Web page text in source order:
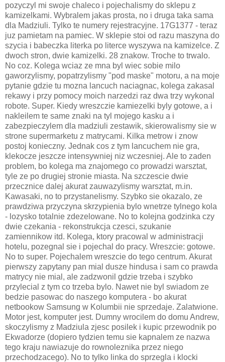
pozyczyl mi swoje chaleco i pojechalismy do sklepu z
kamizelkami. Wybralem jakas prosta, no i druga taka sama
dla Madziuli. Tylko te numery rejestracyjne. 17G1377 - teraz
juz pamietam na pamiec. W sklepie stoi od razu maszyna do
szycia i babeczka literka po literce wyszywa na kamizelce. Z
dwoch stron, dwie kamizelki. 28 znakow. Troche to trwalo.
No coz. Kolega wciaz ze mna byl wiec sobie milo
gaworzylismy, popatrzylismy "pod maske" motoru, a na moje
pytanie gdzie tu mozna lancuch naciagnac, kolega zakasal
rekawy i przy pomocy moich narzedzi raz dwa trzy wykonal
robote. Super. Kiedy wreszczie kamiezelki byly gotowe, a i
nakleilem te same znaki na tyl mojego kasku a i
zabezpieczylem dla madziuli zestawik, skierowalismy sie w
strone supermarketu z matrycami. Kilka metrow i znow
postoj konieczny. Jednak cos z tym lancuchem nie gra,
klekocze jeszcze intensywniej niz wczesniej. Ale to zaden
problem, bo kolega ma znajomego co prowadzi warsztat,
tyle ze po drugiej stronie miasta. Na szczescie dwie
przecznice dalej akurat zauwazylismy warsztat, m.in.
Kawasaki, no to przystanelismy. Szybko sie okazalo, ze
prawdziwa przyczyna skrzypienia bylo wnetrze tylnego kola
- lozysko totalnie zdezelowane. No to kolejna godzinka czy
dwie czekania - rekonstrukcja czesci, szukanie
zamiennikow itd. Kolega, ktory pracowal w administracji
hotelu, pozegnal sie i pojechal do pracy. Wreszcie: gotowe.
No to super. Pojechalem wreszcie do tego centrum. Akurat
pierwszy zapytany pan mial dusze hindusa i sam co prawda
matrycy nie mial, ale zadzwonil gdzie trzeba i szybko
przylecial z tym co trzeba bylo. Nawet nie byl swiadom ze
bedzie pasowac do naszego komputera - bo akurat
netbookow Samsung w Kolumbii nie sprzedaje. Zalatwione.
Motor jest, komputer jest. Dumny wrocilem do domu Andrew,
skoczylismy z Madziula zjesc posilek i kupic przewodnik po
Ekwadorze (dopiero tydzien temu sie kapnalem ze nazwa
tego kraju nawiazuje do rownoleznika przez niego
przechodzacego). No to tylko linka do sprzegla i klocki